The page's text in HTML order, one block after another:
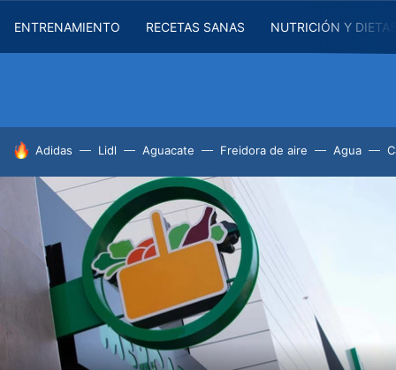
ENTRENAMIENTO RECETAS SANAS NUTRICIÓN Y
HOY SE HABLA DE
Adidas Lidl Aguacate Freidora de aire Agua